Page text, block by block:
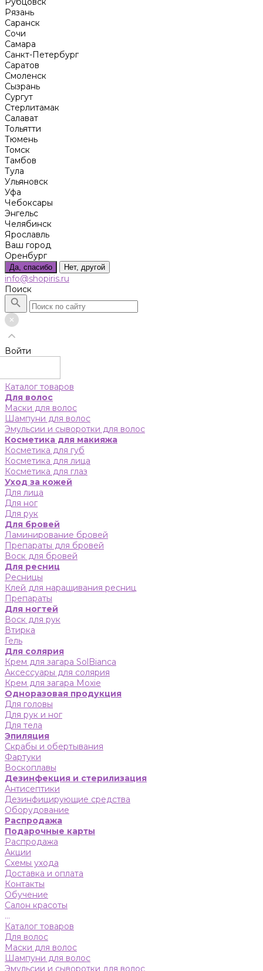
Рязань
Саранск
Сочи
Самара
Санкт-Петербург
Саратов
Смоленск
Сызрань
Сургут
Стерлитамак
Салават
Тольятти
Тюмень
Томск
Тамбов
Тула
Ульяновск
Уфа
Чебоксары
Энгельс
Челябинск
Ярославль
Ваш город
Оренбург
Да, спасибо Нет, другой
info@shopiris.ru
Поиск
Войти
Каталог товаров
Для волос
Маски для волос
Шампуни для волос
Эмульсии и сыворотки для волос
Косметика для макияжа
Косметика для губ
Косметика для лица
Косметика для глаз
Уход за кожей
Для лица
Для ног
Для рук
Для бровей
Ламинирование бровей
Препараты для бровей
Воск для бровей
Для ресниц
Ресницы
Клей для наращивания ресниц
Препараты
Для ногтей
Воск для рук
Втирка
Гель
Для солярия
Крем для загара SolBianca
Аксессуары для солярия
Крем для загара Moxie
Одноразовая продукция
Для головы
Для рук и ног
Для тела
Эпиляция
Скрабы и обертывания
Фартуки
Воскоплавы
Дезинфекция и стерилизация
Антисептики
Дезинфицирующие средства
Оборудование
Распродажа
Подарочные карты
Распродажа
Акции
Схемы ухода
Доставка и оплата
Контакты
Обучение
Салон красоты
...
Каталог товаров
Для волос
Маски для волос
Шампуни для волос
Эмульсии и сыворотки для волос